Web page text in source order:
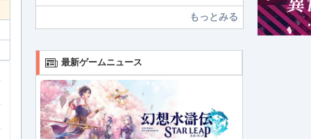
もっとみる
最新ゲームニュース